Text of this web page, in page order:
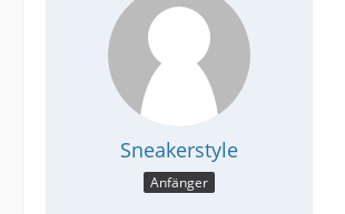
Sneakerstyle
Anfänger